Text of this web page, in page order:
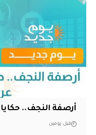
أرصفة النجف..
قبل يومين